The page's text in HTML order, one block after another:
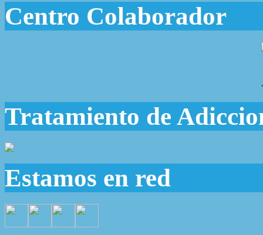
Centro Colaborador
Tratamiento de
Estamos en red